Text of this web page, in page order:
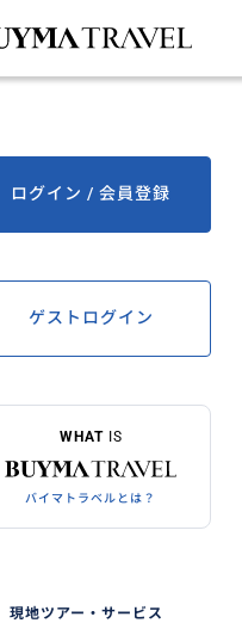
ログイン / 会員登録
ゲストログイン
WHAT IS
バイマトラベルとは？
現地ツアー・サービス